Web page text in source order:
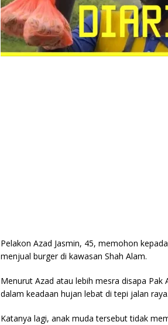
Pelakon Azad Jasmin, 45, memohon
menjual burger di kawasan Shah Alam.
Menurut Azad atau lebih mesra disapa Pak
dalam keadaan hujan lebat di tepi jalan raya.
Katanya lagi, anak muda tersebut tidak